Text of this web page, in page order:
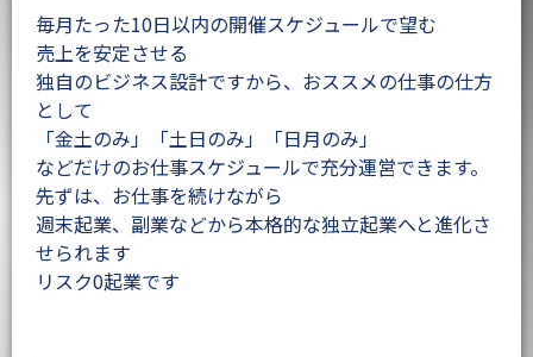
毎月たった10日以内の開催スケジュールで望む
売上を安定させる
独自のビジネス設計ですから、おススメの仕事の仕方
として
「金土のみ」「土日のみ」「日月のみ」
などだけのお仕事スケジュールで充分運営できます。
先ずは、お仕事を続けながら
週末起業、副業などから本格的な独立起業へと進化さ
せられます
リスク0起業です